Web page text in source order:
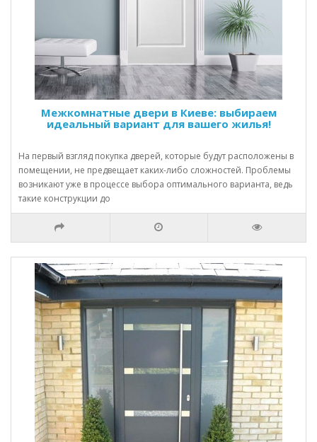
Межкомнатные двери в Киеве: выбираем
идеальный вариант для вашего жилья!
На первый взгляд покупка дверей, которые будут расположены в
помещении, не предвещает каких-либо сложностей. Проблемы
возникают уже в процессе выбора оптимального варианта, ведь
такие конструкции до